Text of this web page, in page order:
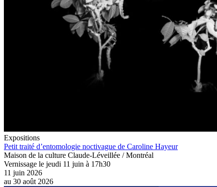
Expositions
Petit traité d’entomologie noctivague de Caroline Hayeur
Maison de la culture Claude-Léveillée / Montréal
Vernissage le jeudi 11 juin à 17h30
11 juin 2026
au 30 août 2026